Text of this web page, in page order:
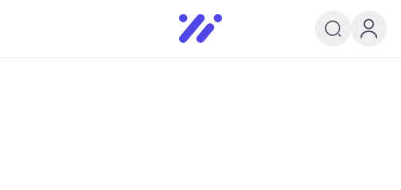
Infoedu
Ta&#039;lim xabarlari va